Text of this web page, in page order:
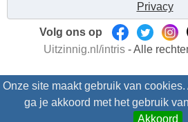
Onze site maakt gebruik van
ga je akkoord met het gebruik
Akkoord
Privacy
Volg ons op
Uitzinnig.nl/intris - Alle